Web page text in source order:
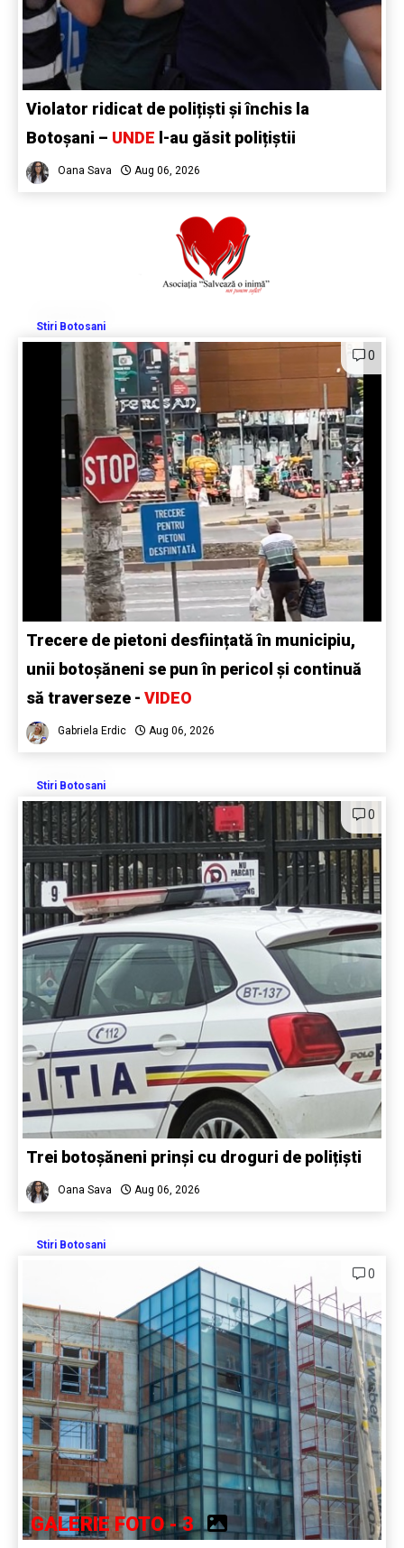
Violator ridicat de polițiști și închis la
Botoșani – UNDE l-au găsit polițiștii
Oana Sava Aug 06, 2026
Stiri Botosani
0
Trecere de pietoni desființată în municipiu,
unii botoșăneni se pun în pericol și continuă
să traverseze - VIDEO
Gabriela Erdic Aug 06, 2026
Stiri Botosani
0
Trei botoșăneni prinși cu droguri de polițiști
Oana Sava Aug 06, 2026
Stiri Botosani
0
GALERIE FOTO - 3